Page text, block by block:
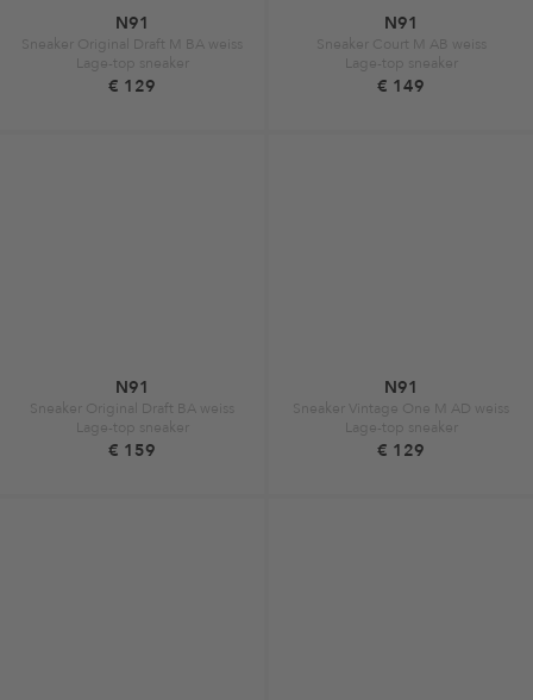
N91
Sneaker Original Draft M BA weiss
Lage-top sneaker
€ 129
N91
Sneaker Court M AB weiss
Lage-top sneaker
€ 149
N91
Sneaker Original Draft BA weiss
Lage-top sneaker
€ 159
N91
Sneaker Vintage One M AD weiss
Lage-top sneaker
€ 129